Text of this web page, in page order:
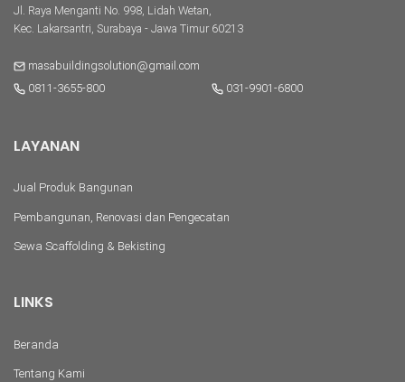
Jl. Raya Menganti No. 998, Lidah Wetan,
Kec. Lakarsantri, Surabaya - Jawa Timur 60213
masabuildingsolution@gmail.com
0811-3655-800
031-9901-6800
LAYANAN
Jual Produk Bangunan
Pembangunan, Renovasi dan Pengecatan
Sewa Scaffolding & Bekisting
LINKS
Beranda
Tentang Kami